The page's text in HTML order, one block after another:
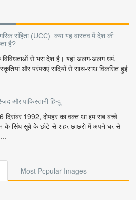
संहिता (UCC): क्या यह वास्तव में देश की
है?
विविधताओं से भरा देश है। यहां अलग-अलग धर्म,
और परंपराएं सदियों से साथ-साथ विकसित हुई
और पाकिस्तानी हिन्दू
दिसंबर 1992, दोपहर का वक़्त था हम सब बच्चे
के सिंध सूबे के छोटे से शहर छाछरो में अपने घर से
Most Popular Images